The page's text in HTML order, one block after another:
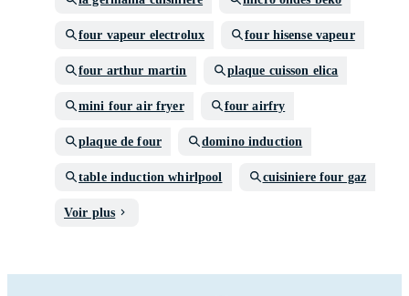
four vapeur electrolux four hisense vapeur
four arthur martin plaque cuisson elica
mini four air fryer four airfry
plaque de four domino induction
table induction whirlpool cuisiniere four gaz
Voir plus